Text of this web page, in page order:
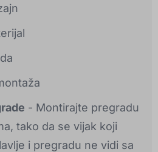
- Montirajte pregradu
tako da se vijak koji
i pregradu ne vidi sa